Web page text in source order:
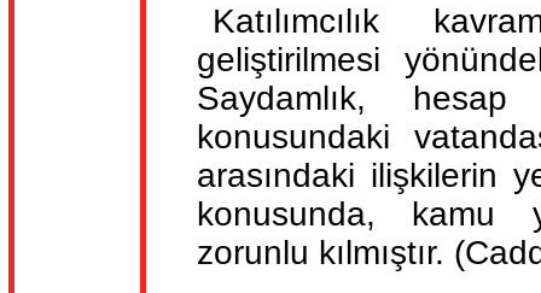
Katılımcılık
geliştirilmesi
Saydamlık,
konusundaki
arasındaki ilişkilerin
konusunda, kamu
zorunlu kılmıştır.